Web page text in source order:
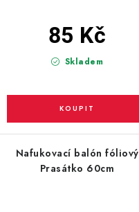
Skladem
85 Kč
Nafukovací balón fóliový
Prasátko 60cm